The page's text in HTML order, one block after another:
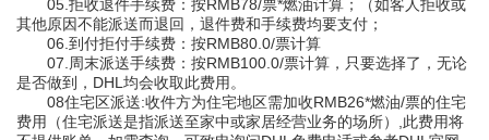
05.拒收退件手续费：按RMB78/票*燃油计算；（如客人拒收或
其他原因不能派送而退回，退件费和手续费均要支付；
06.到付拒付手续费：按RMB80.0/票计算
07.周末派送手续费：按RMB100.0/票计算，只要选择了，无论
是否做到，DHL均会收取此费用。
08住宅区派送:收件方为住宅地区需加收RMB26*燃油/票的住宅
费用（住宅派送是指派送至家中或家居经营业务的场所）,此费用将